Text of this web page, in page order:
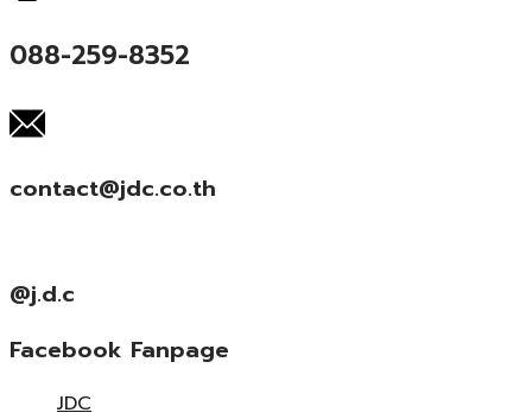
088-259-8352
contact@jdc.co.th
@j.d.c
Facebook Fanpage
JDC